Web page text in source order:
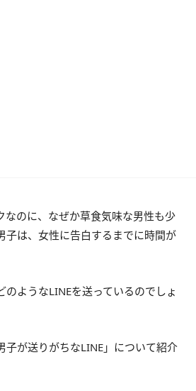
なのに、なぜか草食気味な男性も少
子は、女性に告白するまでに時間が
のようなLINEを送っているのでしょ
子が送りがちなLINE」について紹介